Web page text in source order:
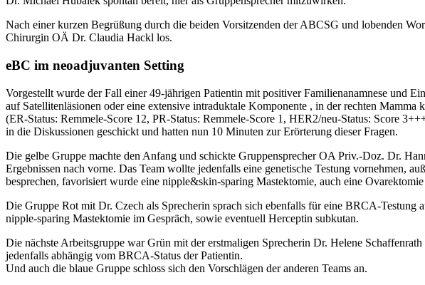
Nach einer kurzen Begrüßung durch die beiden Vorsitzenden der ABCSG und lobenden
Chirurgin OÄ Dr. Claudia Hackl los.
eBC im neoadjuvanten Setting
Vorgestellt wurde der Fall einer 49-jährigen Patientin mit positiver Familienanamnese und
auf Satellitenläsionen oder eine extensive intraduktale Komponente , in der rechten
(ER-Status: Remmele-Score 12, PR-Status: Remmele-Score 1, HER2/neu-Status: Score
in die Diskussionen geschickt und hatten nun 10 Minuten zur Erörterung dieser Fragen.
Die gelbe Gruppe machte den Anfang und schickte Gruppensprecher OA Priv.-Doz. Dr.
Ergebnissen nach vorne. Das Team wollte jedenfalls eine genetische Testung vornehmen,
besprechen, favorisiert wurde eine nipple&skin-sparing Mastektomie, auch eine
Die Gruppe Rot mit Dr. Czech als Sprecherin sprach sich ebenfalls für eine BRCA-
nipple-sparing Mastektomie im Gespräch, sowie eventuell Herceptin subkutan.
Die nächste Arbeitsgruppe war Grün mit der erstmaligen Sprecherin Dr. Helene
jedenfalls abhängig vom BRCA-Status der Patientin.
Und auch die blaue Gruppe schloss sich den Vorschlägen der anderen Teams an.